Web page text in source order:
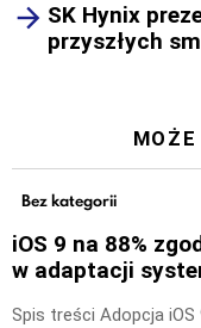
SK Hynix
przyszłych
Bez kategorii
iOS 9 na 88%
w adaptacji
Spis treści Adopcja